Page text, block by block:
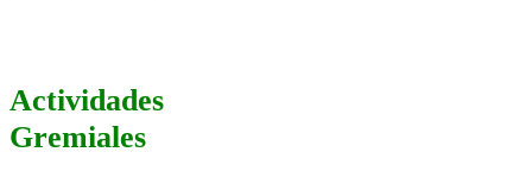
Actividades
Gremiales